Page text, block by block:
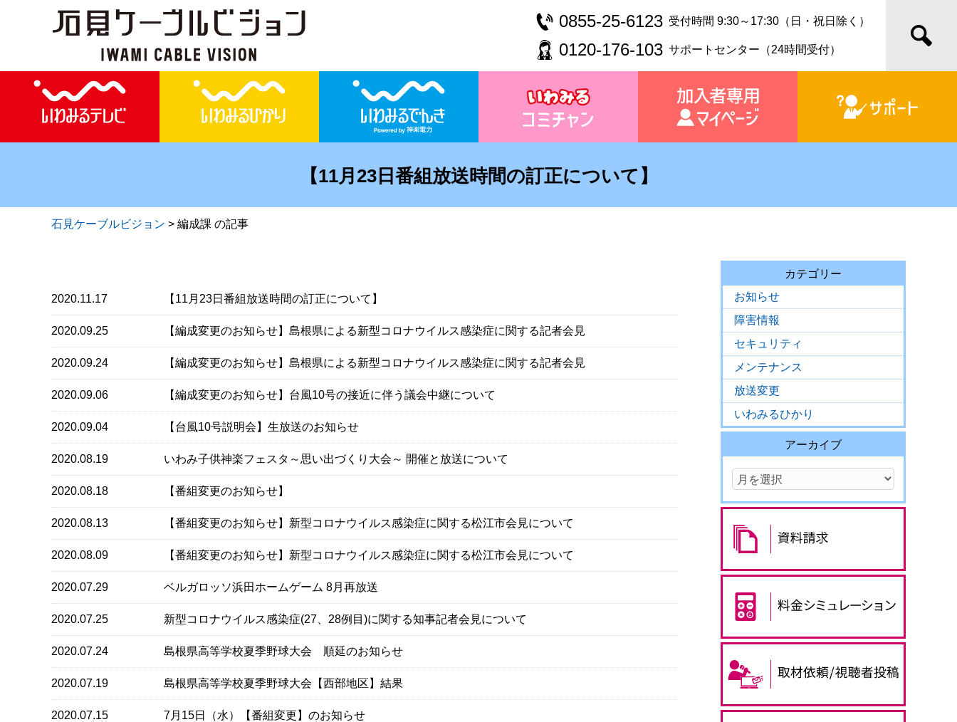
0855-25-6123 受付時間 9:30～17:30（日・祝日除く）
0120-176-103 サポートセンター（24時間受付）
【11月23日番組放送時間の訂正について】
石見ケーブルビジョン > 編成課 の記事
2020.11.17 【11月23日番組放送時間の訂正について】
2020.09.25 【編成変更のお知らせ】島根県による新型コロナウイルス感染症に関する記者会見
2020.09.24 【編成変更のお知らせ】島根県による新型コロナウイルス感染症に関する記者会見
2020.09.06 【編成変更のお知らせ】台風10号の接近に伴う議会中継について
2020.09.04 【台風10号説明会】生放送のお知らせ
2020.08.19 いわみ子供神楽フェスタ～思い出づくり大会～ 開催と放送について
2020.08.18 【番組変更のお知らせ】
2020.08.13 【番組変更のお知らせ】新型コロナウイルス感染症に関する松江市会見について
2020.08.09 【番組変更のお知らせ】新型コロナウイルス感染症に関する松江市会見について
2020.07.29 ベルガロッソ浜田ホームゲーム 8月再放送
2020.07.25 新型コロナウイルス感染症(27、28例目)に関する知事記者会見について
2020.07.24 島根県高等学校夏季野球大会 順延のお知らせ
2020.07.19 島根県高等学校夏季野球大会【西部地区】結果
2020.07.15 7月15日（水）【番組変更】のお知らせ
カテゴリー
お知らせ
障害情報
セキュリティ
メンテナンス
放送変更
いわみるひかり
アーカイブ